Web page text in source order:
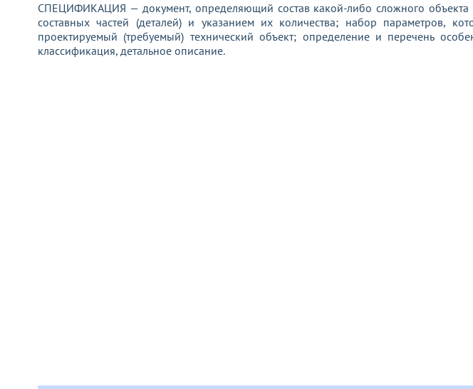
СПЕЦИФИКАЦИЯ — документ, определяющий состав какой-либо сложного объекта
составных частей (деталей) и указанием их количества; набор параметров,
проектируемый (требуемый) технический объект; определение и перечень
классификация, детальное описание.